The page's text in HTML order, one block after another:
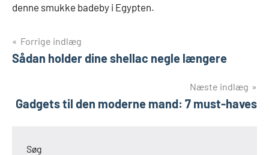
denne smukke badeby i Egypten.
Indlægsnavigation
Forrige indlæg
Sådan holder dine shellac negle længere
Næste indlæg
Gadgets til den moderne mand: 7 must-haves
Søg